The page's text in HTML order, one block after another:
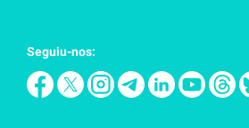
Seguiu-nos: